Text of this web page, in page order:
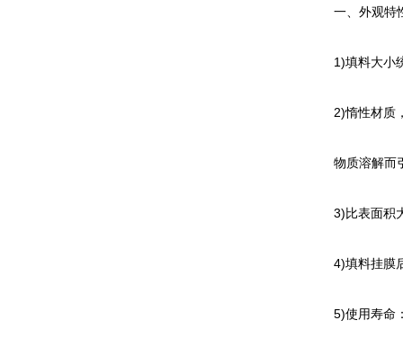
一、外观特
1)填料大小
2)惰性材质
物质溶解而
3)比表面积
4)填料挂膜
5)使用寿命